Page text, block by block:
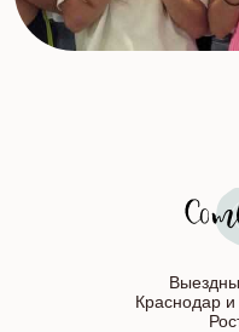
Краснодар и